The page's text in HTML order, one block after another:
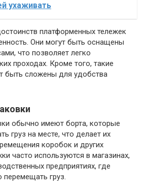
ухаживать
платформенных тележек
Они могут быть оснащены
что позволяет легко
проходах. Кроме того, такие
быть сложены для удобства
обычно имеют борта, которые
груз на месте, что делает их
коробок и других
часто используются в магазинах,
предприятиях, где
груз.